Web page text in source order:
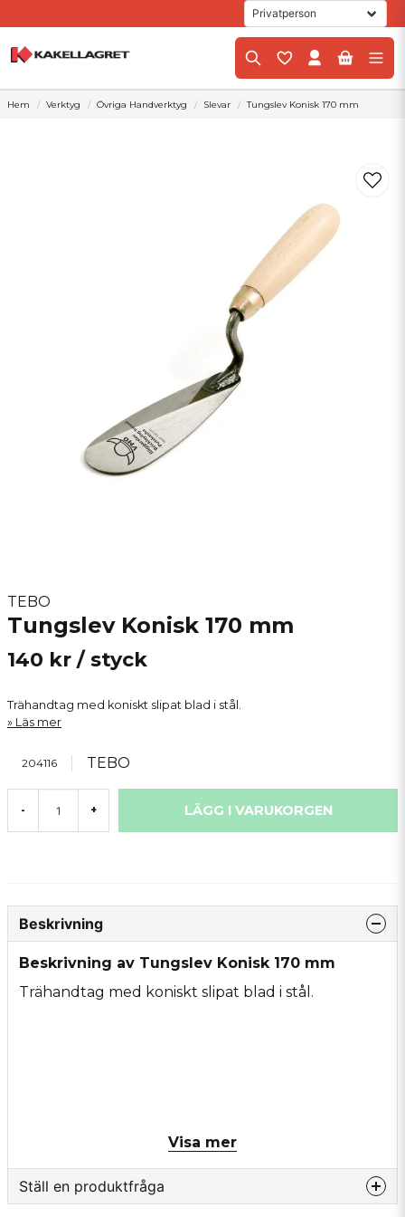
Hem Verktyg Övriga Handverktyg Slevar Tungslev Konisk 170 mm
TEBO
Tungslev Konisk 170 mm
140 kr / styck
Trähandtag med koniskt slipat blad i stål.
Läs mer
204116 TEBO
- + LÄGG I VARUKORGEN
Beskrivning
Beskrivning av Tungslev Konisk 170 mm
Trähandtag med koniskt slipat blad i stål.
Visa mer
Ställ en produktfråga